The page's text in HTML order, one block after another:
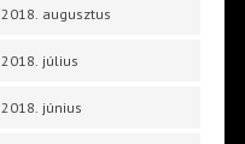
2018. augusztus
2018. július
2018. június